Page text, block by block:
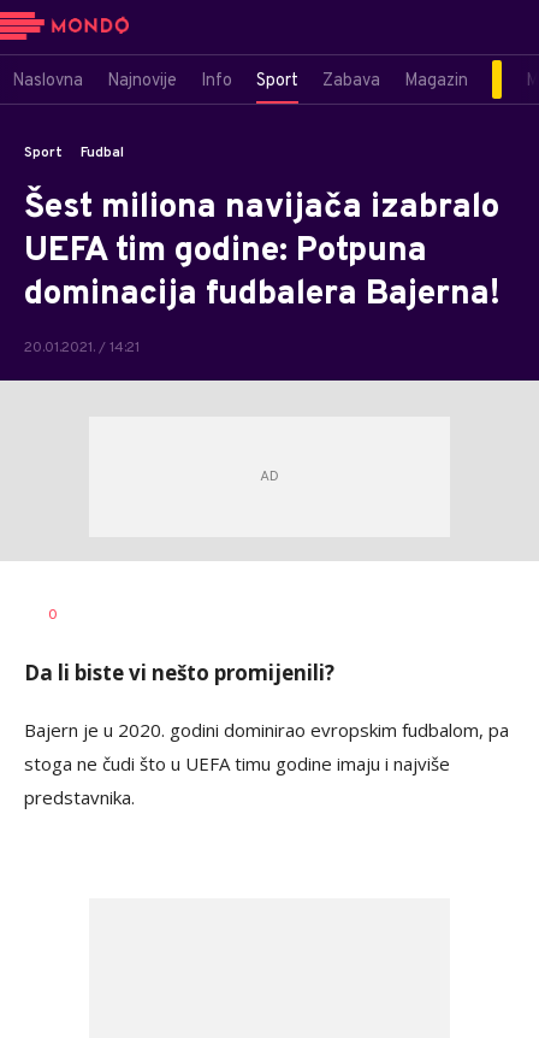
Naslovna Najnovije Info Sport Zabava Magazin
Sport Fudbal
Šest miliona navijača izabralo
UEFA tim godine: Potpuna
dominacija fudbalera Bajerna!
20.01.2021. / 14:21
AUTOR
0
Da li biste vi nešto promijenili?
Bajern je u 2020. godini dominirao evropskim fudbalom, pa
stoga ne čudi što u UEFA timu godine imaju i najviše
predstavnika.